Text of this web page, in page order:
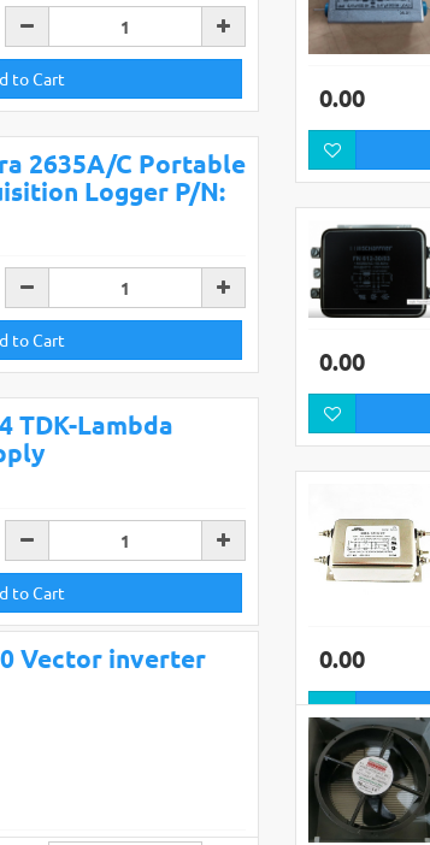
to Cart
0.00
2635A/C Portable
Logger P/N:
to Cart
0.00
TDK-Lambda
to Cart
0.00
Vector inverter